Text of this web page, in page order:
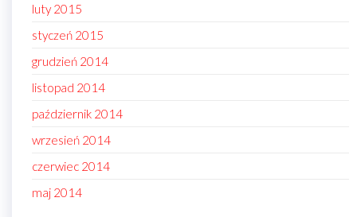
luty 2015
styczeń 2015
grudzień 2014
listopad 2014
październik 2014
wrzesień 2014
czerwiec 2014
maj 2014